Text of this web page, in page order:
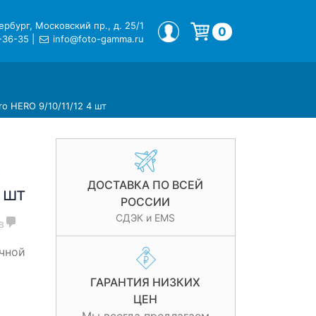
Московский пр., д. 25/1
36-35
info@foto-gamma.ru
МОЙ ПРОФИЛЬ 0
HERO 9/10/11/12 4 шт
ДОСТАВКА ПО ВСЕЙ
РОССИИ
СДЭК и EMS
ГАРАНТИЯ НИЗКИХ
ЦЕН
шт